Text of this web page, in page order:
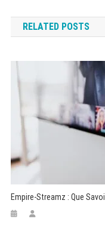
de
l’article
RELATED POSTS
Empire-Streamz : Que